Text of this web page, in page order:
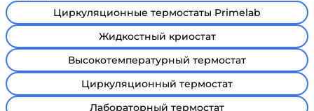
Циркуляционные термостаты Primelab
Жидкостный криостат
Высокотемпературный термостат
Циркуляционный термостат
Лабораторный термостат